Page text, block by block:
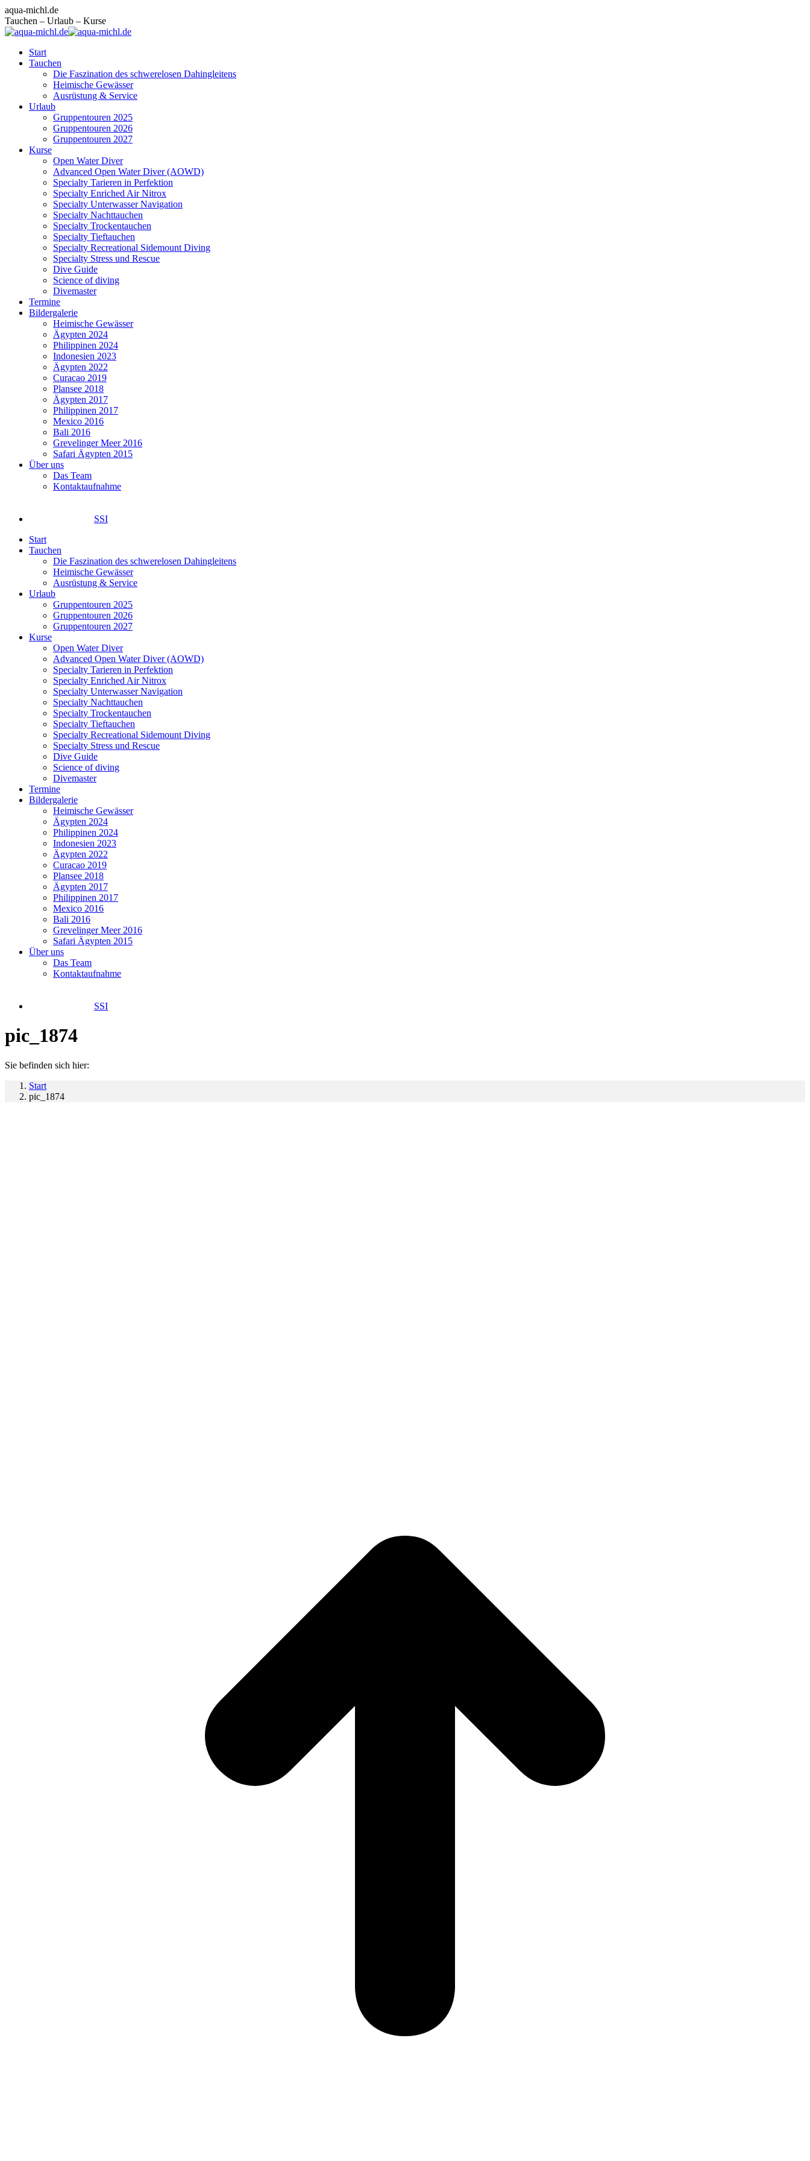
Zum
Inhalt
springen
Facebook
page
opens
new
window
Instagram
page
opens
new
window
E-
Mail
page
new
aqua-michl.de
Tauchen – Urlaub – Kurse
Start
Tauchen
Die Faszination des schwerelosen Dahingleitens
Heimische Gewässer
Ausrüstung & Service
Urlaub
Gruppentouren 2025
Gruppentouren 2026
Gruppentouren 2027
Kurse
Open Water Diver
Advanced Open Water Diver (AOWD)
Specialty Tarieren in Perfektion
Specialty Enriched Air Nitrox
Specialty Unterwasser Navigation
Specialty Nachttauchen
Specialty Trockentauchen
Specialty Tieftauchen
Specialty Recreational Sidemount Diving
Specialty Stress und Rescue
Dive Guide
Science of diving
Divemaster
Termine
Bildergalerie
Heimische Gewässer
Ägypten 2024
Philippinen 2024
Indonesien 2023
Ägypten 2022
Curacao 2019
Plansee 2018
Ägypten 2017
Philippinen 2017
Mexico 2016
Bali 2016
Grevelinger Meer 2016
Safari Ägypten 2015
Über uns
Das Team
Kontaktaufnahme
SSI
Start
Tauchen
Die Faszination des schwerelosen Dahingleitens
Heimische Gewässer
Ausrüstung & Service
Urlaub
Gruppentouren 2025
Gruppentouren 2026
Gruppentouren 2027
Kurse
Open Water Diver
Advanced Open Water Diver (AOWD)
Specialty Tarieren in Perfektion
Specialty Enriched Air Nitrox
Specialty Unterwasser Navigation
Specialty Nachttauchen
Specialty Trockentauchen
Specialty Tieftauchen
Specialty Recreational Sidemount Diving
Specialty Stress und Rescue
Dive Guide
Science of diving
Divemaster
Termine
Bildergalerie
Heimische Gewässer
Ägypten 2024
Philippinen 2024
Indonesien 2023
Ägypten 2022
Curacao 2019
Plansee 2018
Ägypten 2017
Philippinen 2017
Mexico 2016
Bali 2016
Grevelinger Meer 2016
Safari Ägypten 2015
Über uns
Das Team
Kontaktaufnahme
SSI
pic_1874
Sie befinden sich hier:
Start
pic_1874